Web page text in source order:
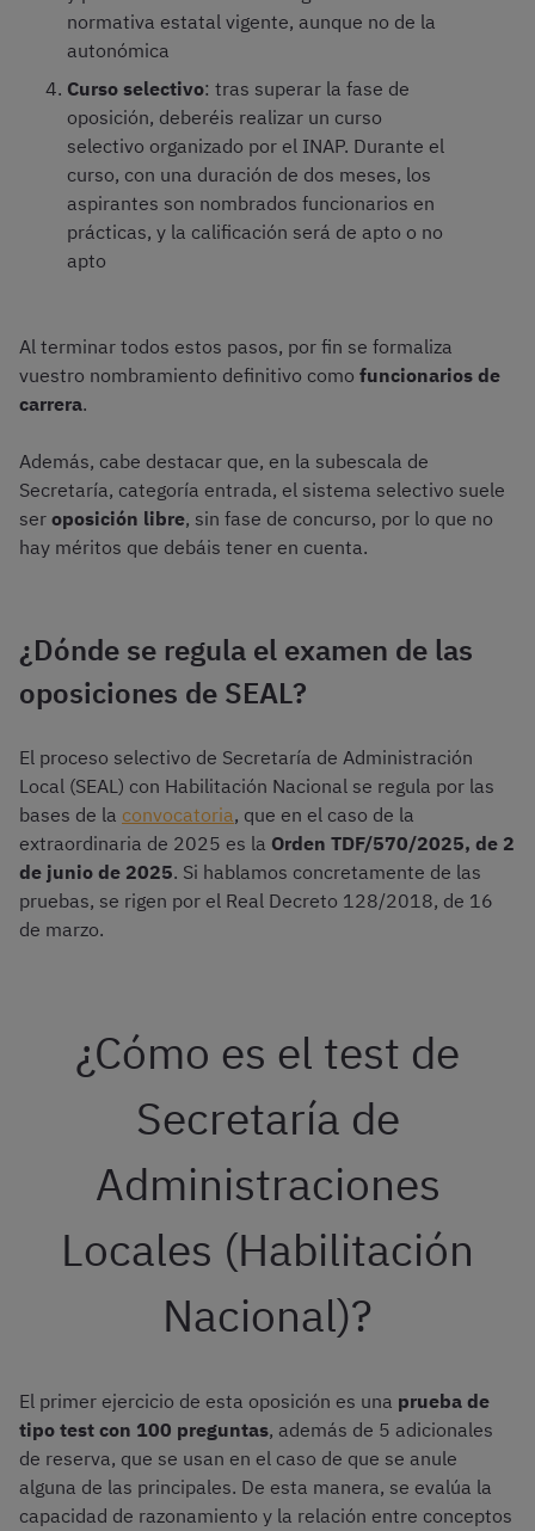
normativa estatal vigente, aunque no de la
autonómica
Curso selectivo: tras superar la fase de
oposición, deberéis realizar un curso
selectivo organizado por el INAP. Durante el
curso, con una duración de dos meses, los
aspirantes son nombrados funcionarios en
prácticas, y la calificación será de apto o no
apto
Al terminar todos estos pasos, por fin se formaliza
vuestro nombramiento definitivo como funcionarios de
carrera.
Además, cabe destacar que, en la subescala de
Secretaría, categoría entrada, el sistema selectivo suele
ser oposición libre, sin fase de concurso, por lo que no
hay méritos que debáis tener en cuenta.
¿Dónde se regula el examen de las
oposiciones de SEAL?
El proceso selectivo de Secretaría de Administración
Local (SEAL) con Habilitación Nacional se regula por las
bases de la convocatoria, que en el caso de la
extraordinaria de 2025 es la Orden TDF/570/2025, de 2
de junio de 2025. Si hablamos concretamente de las
pruebas, se rigen por el Real Decreto 128/2018, de 16
de marzo.
¿Cómo es el test de
Secretaría de
Administraciones
Locales (Habilitación
Nacional)?
El primer ejercicio de esta oposición es una prueba de
tipo test con 100 preguntas, además de 5 adicionales
de reserva, que se usan en el caso de que se anule
alguna de las principales. De esta manera, se evalúa la
capacidad de razonamiento y la relación entre conceptos